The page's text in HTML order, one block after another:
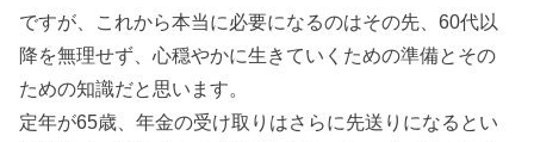
ですが、これから本当に必要になるのはその先、60代以
降を無理せず、心穏やかに生きていくための準備とその
ための知識だと思います。
定年が65歳、年金の受け取りはさらに先送りになるとい